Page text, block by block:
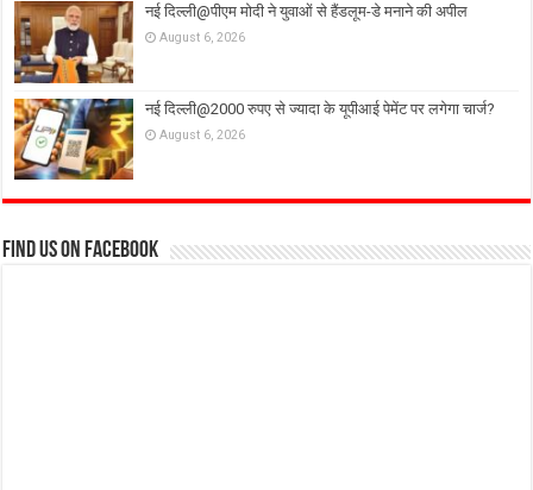
नई दिल्ली@पीएम मोदी ने युवाओं से हैंडलूम-डे मनाने की अपील
August 6, 2026
नई दिल्ली@2000 रुपए से ज्यादा के यूपीआई पेमेंट पर लगेगा चार्ज?
August 6, 2026
Find us on Facebook